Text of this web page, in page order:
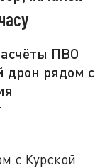
ПВО
дрон рядом с
с Курской